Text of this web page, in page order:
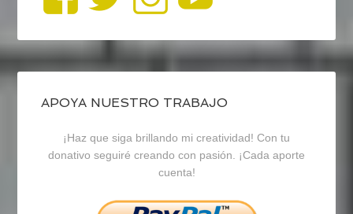
perfil
de
blogrecursosep
en
Facebook
perfil
de
recursosep
en
Twitter
perfil
de
recursosep
en
Instagram
APOYA NUESTRO TRABAJO
¡Haz que siga brillando mi creatividad! Con tu
donativo seguiré creando con pasión. ¡Cada aporte
cuenta!